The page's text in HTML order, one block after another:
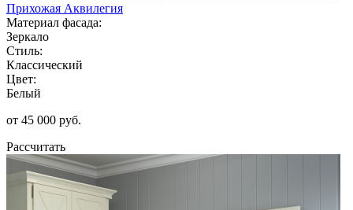
Прихожая Аквилегия
Материал фасада:
Зеркало
Стиль:
Классический
Цвет:
Белый
от 45 000 руб.
Рассчитать